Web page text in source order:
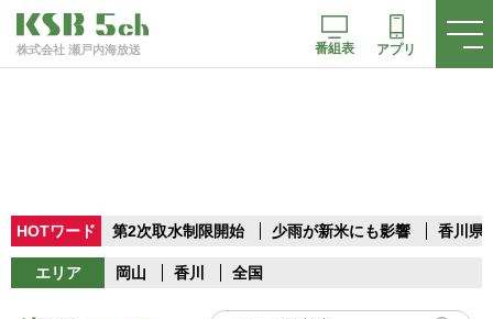
株式会社 瀬戸内海放送 番組表 アプリ
HOTワード 第2次取水制限開始 少雨が新米にも影響 香川県
エリア 岡山 香川 全国